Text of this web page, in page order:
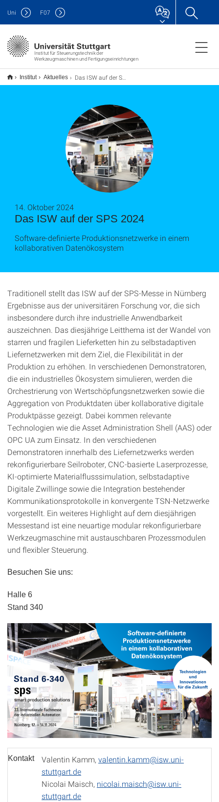
Institut für Steuerungstechnik der
Werkzeugmaschinen und Fertigungseinrichtungen
Uni F07
Institut Aktuelles Das ISW auf der SPS 2024
Das ISW auf der SPS 2024
14. Oktober 2024
Software-definierte Produktionsnetzwerke in einem
kollaborativen Datenökosystem
Traditionell stellt das ISW auf der SPS-Messe in Nürnberg
Ergebnisse aus der universitären Forschung vor, die sich
insbesondere durch ihre industrielle Anwendbarkeit
auszeichnen. Das diesjährige Leitthema ist der Wandel von
starren und fragilen Lieferketten hin zu selbstadaptiven
Liefernetzwerken mit dem Ziel, die Flexibilität in der
Produktion zu erhöhen. In verschiedenen Demonstratoren,
die ein industrielles Ökosystem simulieren, werden die
Orchestrierung von Wertschöpfungsnetzwerken sowie die
Aggregation von Produktdaten über kollaborative digitale
Produktpässe gezeigt. Dabei kommen relevante
Technologien wie die Asset Administration Shell (AAS) oder
OPC UA zum Einsatz. In den verschiedenen
Demonstratoren innerhalb des Liefernetzwerks werden
rekonfigurierbare Seilroboter, CNC-basierte Laserprozesse,
KI-optimierte Materialflusssimulation, selbstadaptive
Digitale Zwillinge sowie die Integration bestehender
Kommunikationsprotokolle in konvergente TSN-Netzwerke
vorgestellt. Ein weiteres Highlight auf dem diesjährigen
Messestand ist eine neuartige modular rekonfigurierbare
Werkzeugmaschine mit austauschbaren Prozessmodulen
und flexibler Steuerung.
Besuchen Sie uns:
Halle 6
Stand 340
Kontakt Valentin Kamm, valentin.kamm@isw.uni-
stuttgart.de
Nicolai Maisch, nicolai.maisch@isw.uni-
stuttgart.de